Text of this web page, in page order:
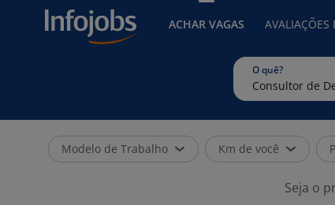
ACHAR VAGAS AVALIAÇÕES
O quê?
Modelo de Trabalho Km de você
Seja o